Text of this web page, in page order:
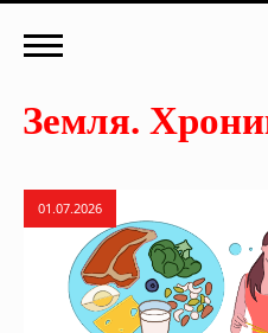
01.07.2026